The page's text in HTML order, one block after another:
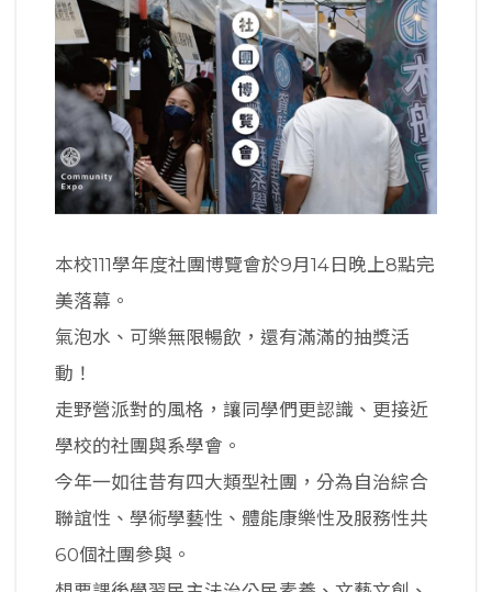
本校111學年度社團博覽會於9月14日晚上8點完
美落幕。
氣泡水、可樂無限暢飲，還有滿滿的抽獎活
動！
走野營派對的風格，讓同學們更認識、更接近
學校的社團與系學會。
今年一如往昔有四大類型社團，分為自治綜合
聯誼性、學術學藝性、體能康樂性及服務性共
60個社團參與。